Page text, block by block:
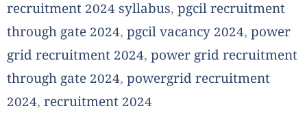
recruitment 2024 syllabus, pgcil recruitment
through gate 2024, pgcil vacancy 2024, power
grid recruitment 2024, power grid recruitment
through gate 2024, powergrid recruitment
2024, recruitment 2024